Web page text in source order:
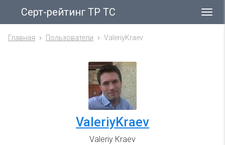
Серт-рейтинг ТР ТС
Главная Пользователи ValeriyKraev
ValeriyKraev
Valeriy Кraev